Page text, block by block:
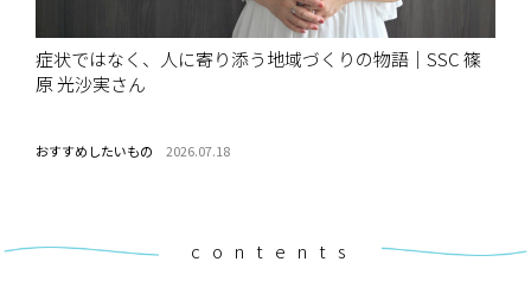
症状ではなく、人に寄り添う地域づくりの物語｜SSC 篠
原 光沙実さん
おすすめしたいもの 2026.07.18
contents